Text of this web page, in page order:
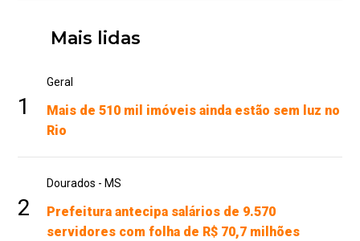
Mais lidas
1
Geral
Mais de 510 mil imóveis ainda estão sem luz no
Rio
2
Dourados - MS
Prefeitura antecipa salários de 9.570
servidores com folha de R$ 70,7 milhões